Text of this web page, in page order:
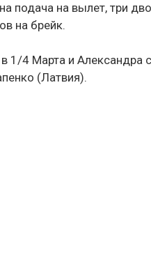
подача на вылет, три
на брейк.
1/4 Марта и Александра
(Латвия).